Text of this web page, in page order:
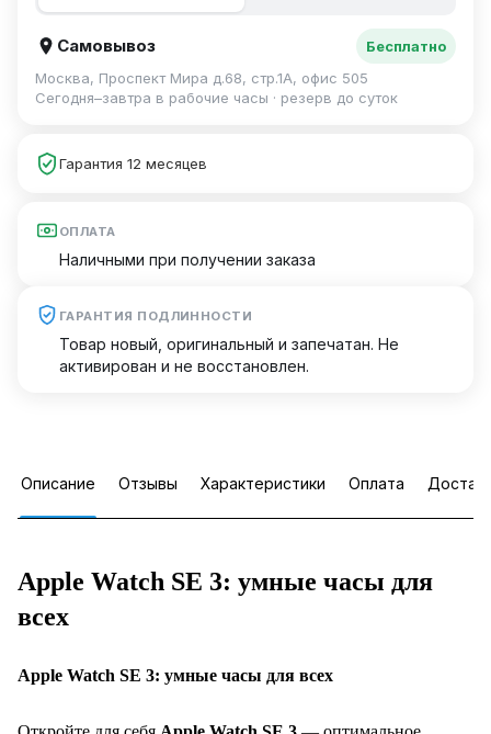
Самовывоз
Бесплатно
Москва, Проспект Мира д.68, стр.1А, офис 505
Сегодня–завтра в рабочие часы · резерв до суток
Гарантия 12 месяцев
ОПЛАТА
Наличными при получении заказа
ГАРАНТИЯ ПОДЛИННОСТИ
Товар новый, оригинальный и запечатан. Не
активирован и не восстановлен.
Описание Отзывы Характеристики Оплата
Apple Watch SE 3: умные часы для
всех
Apple Watch SE 3: умные часы для всех